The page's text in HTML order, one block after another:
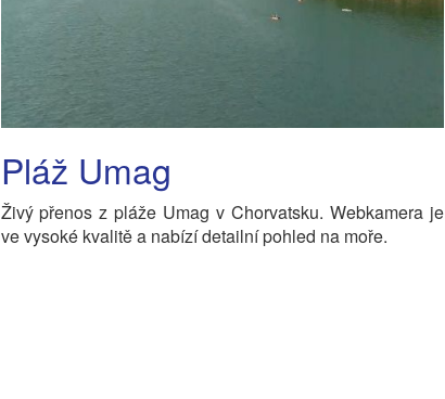
Pláž Umag
Živý přenos z pláže Umag v Chorvatsku. Webkamera je
ve vysoké kvalitě a nabízí detailní pohled na moře.